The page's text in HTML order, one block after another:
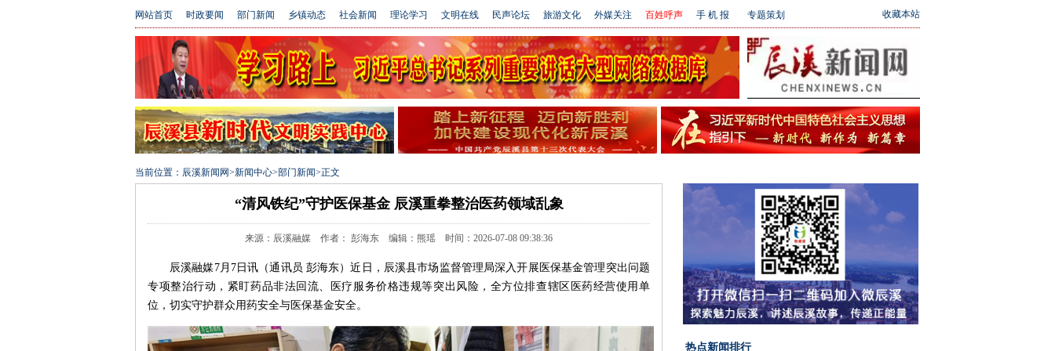
收藏本站
网站首页 时政要闻 部门新闻 乡镇动态 社会新闻 理论学习 文明在线 民声论坛 旅游文化 外媒关注 百姓呼声 手 机 报 专题策划
当前位置： 辰溪新闻网>新闻中心>部门新闻>正文
“清风铁纪”守护医保基金 辰溪重拳整治医药领域乱象
来源：辰溪融媒 作者： 彭海东 编辑：熊瑶 时间：2026-07-08 09:38:36
辰溪融媒7月7日讯（通讯员 彭海东）近日，辰溪县市场监督管理局深入开展医保基金管理突出问题
专项整治行动，紧盯药品非法回流、医疗服务价格违规等突出风险，全方位排查辖区医药经营使用单
位，切实守护群众用药安全与医保基金安全。
热点新闻排行